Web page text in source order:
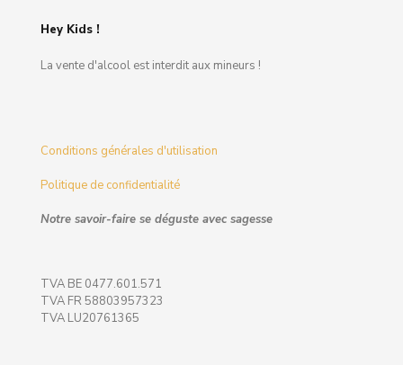
Hey Kids !
La vente d'alcool est interdit aux mineurs !
Conditions générales d'utilisation
Politique de confidentialité
Notre savoir-faire se déguste avec sagesse
TVA BE 0477.601.571
TVA FR 58803957323
TVA LU20761365